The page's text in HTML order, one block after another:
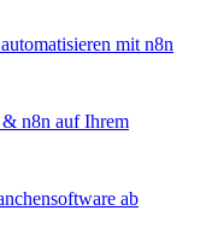
mit n8n
n8n auf Ihrem
ab